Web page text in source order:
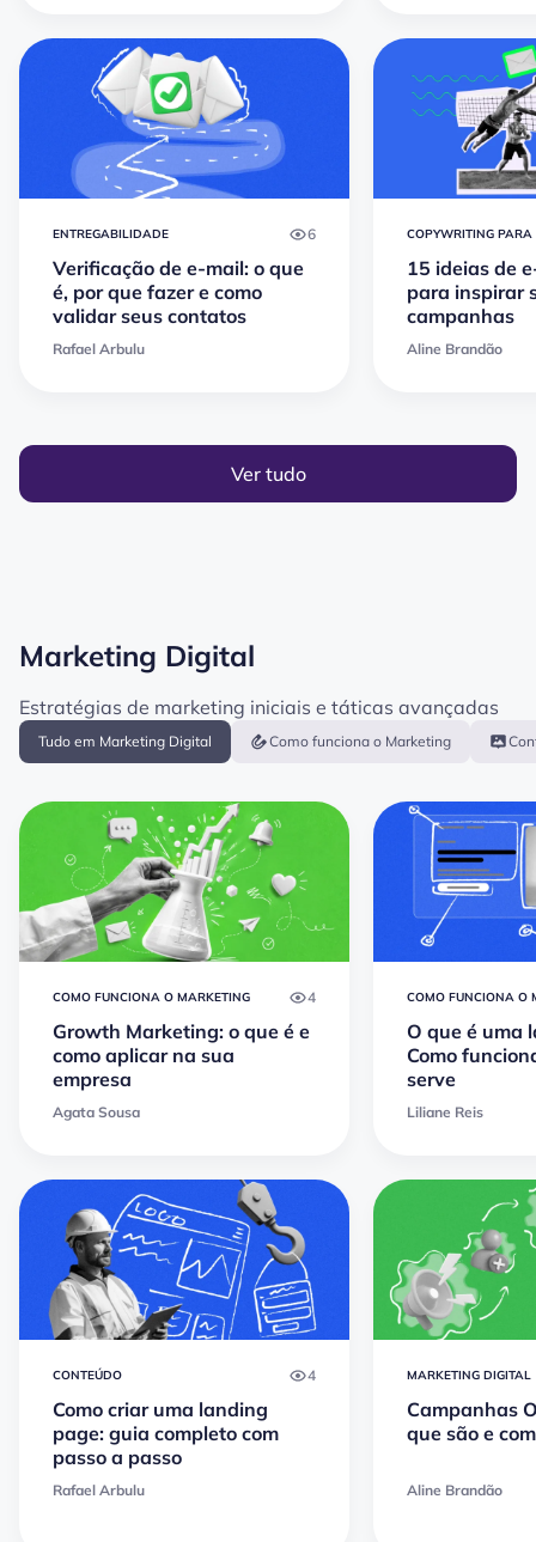
ENTREGABILIDADE 6
Verificação de e-mail: o que
é, por que fazer e como
validar seus contatos
Rafael Arbulu
COPYWRITING
15 ideias de
para inspirar
campanhas
Aline Brandão
Ver tudo
Marketing Digital
Estratégias de marketing iniciais e táticas avançadas
Tudo em Marketing Digital Como funciona o Marketing
COMO FUNCIONA O MARKETING 4
Growth Marketing: o que é e
como aplicar na sua
empresa
Agata Sousa
COMO FUNCIONA O
O que é uma
Como
serve
Liliane Reis
CONTEÚDO 4
Como criar uma landing
page: guia completo com
passo a passo
Rafael Arbulu
MARKETING DIGITAL
Campanhas
que são e
Aline Brandão